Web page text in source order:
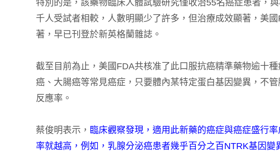
特別的是，該藥物臨床人體試驗研究僅收治55名癌症患者，
千人受試者相較，人數明顯少了許多，但治療成效顯著，美
著，早已刊登於新英格蘭雜誌。
截至目前為止，美國FDA共核准了此口服抗癌精準藥物逾十
癌、大腸癌等常見癌症，只要體內某特定蛋白基因變異，不
反應率。
蔡俊明表示， 臨床觀察發現，適用此新藥的癌症與癌症盛行
率就越高，例如，乳腺分泌癌患者幾乎百分之百NTRK基因變